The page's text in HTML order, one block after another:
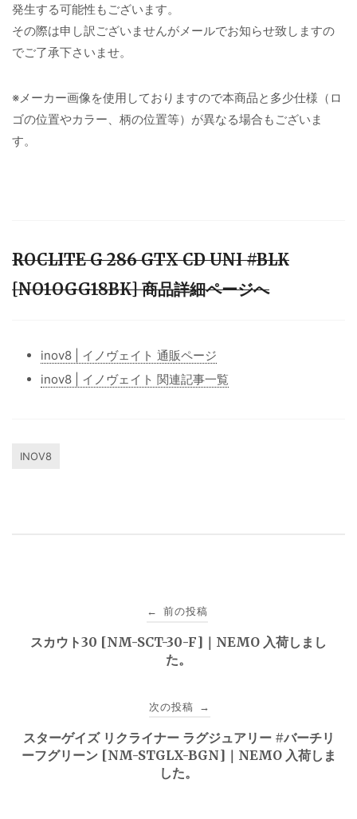
発生する可能性もございます。
その際は申し訳ございませんがメールでお知らせ致しますの
でご了承下さいませ。
※メーカー画像を使用しておりますので本商品と多少仕様（ロ
ゴの位置やカラー、柄の位置等）が異なる場合もございま
す。
ROCLITE G 286 GTX CD UNI #BLK
[NO1OGG18BK] 商品詳細ページへ
inov8 | イノヴェイト 通販ページ
inov8 | イノヴェイト 関連記事一覧
INOV8
ゲ
← 前の投稿
スカウト30 [NM-SCT-30-F]｜NEMO 入荷しまし
た。
次の投稿 →
スターゲイズ リクライナー ラグジュアリー #バーチリ
ーフグリーン [NM-STGLX-BGN]｜NEMO 入荷しま
した。